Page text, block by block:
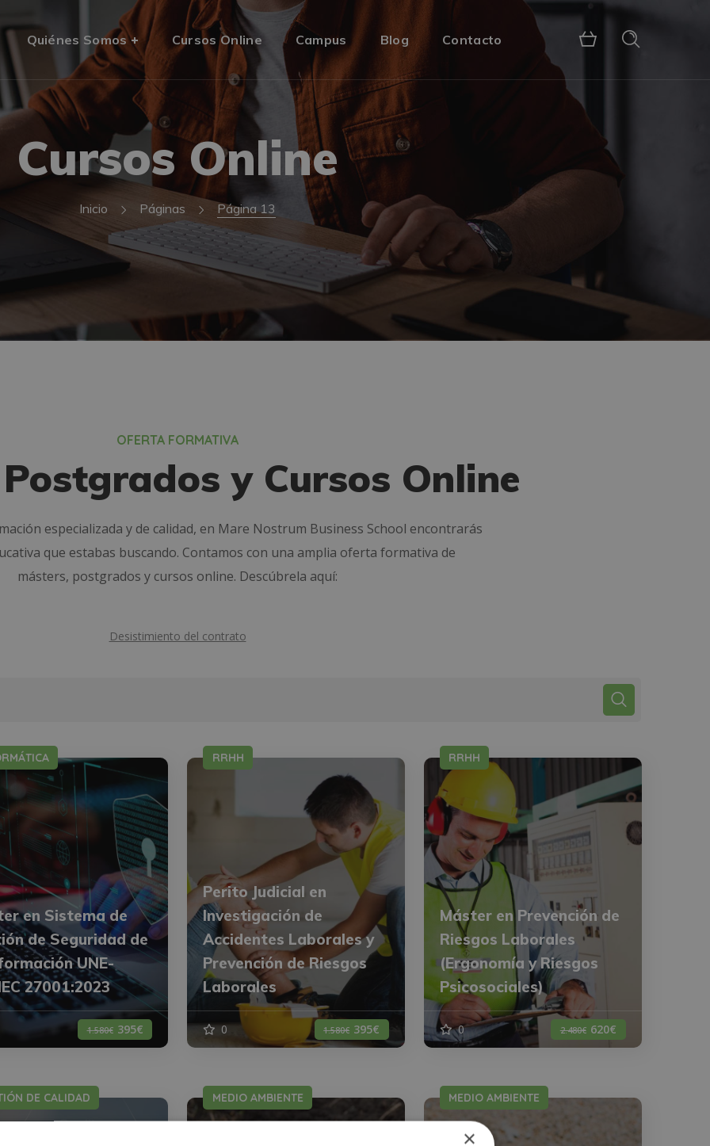
Quiénes Somos Cursos Online Campus Blog Contacto
Cursos Online
Inicio Páginas Página 13
OFERTA FORMATIVA
y Cursos Online
especializada y de calidad, en Mare Nostrum Business School encontrarás
que estabas buscando. Contamos con una amplia oferta formativa de
másters, postgrados y cursos online. Descúbrela aquí:
Desistimiento del contrato
en Sistema de
de Seguridad de
UNE-
27001:2023
1.580€ 395€
RRHH
Perito Judicial en
Investigación de
Accidentes Laborales y
Prevención de Riesgos
Laborales
0 1.580€ 395€
RRHH
Máster en Prevención de
Riesgos Laborales
(Ergonomía y Riesgos
Psicosociales)
0 2.480€ 620€
DE CALIDAD MEDIO AMBIENTE MEDIO AMBIENTE
×